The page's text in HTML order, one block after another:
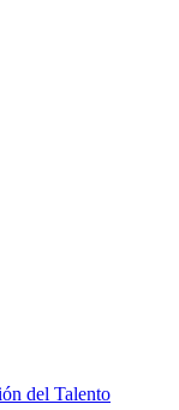
del Talento